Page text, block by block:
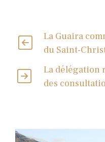
La Guaira
du Saint-
La délégation
des